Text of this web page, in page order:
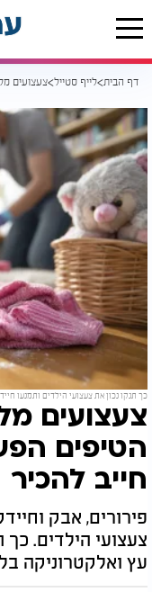
דף הבית לייף סטייל
כך תנקו נכון את צעצועי הילדים ותמנעו
צעצועים
הטיפים
חייב להכיר
פירורים, אבק
צעצועי הילדים. כך
עץ ואלקטרוניקה